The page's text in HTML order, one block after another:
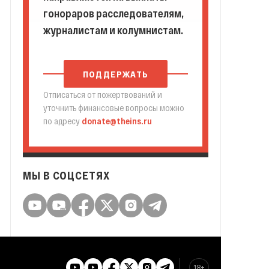
гонораров расследователям,
журналистам и колумнистам.
ПОДДЕРЖАТЬ
Отписаться от пожертвований и
уточнить финансовые вопросы можно
по адресу donate@theins.ru
МЫ В СОЦСЕТЯХ